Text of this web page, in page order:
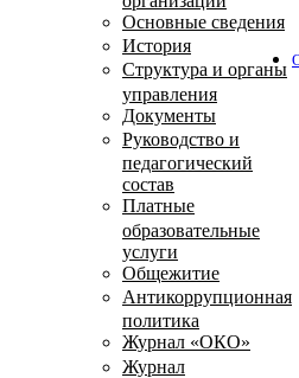
Основные сведения
История
Структура и органы
управления
Документы
Руководство и
педагогический
состав
Платные
образовательные
услуги
Общежитие
Антикоррупционная
политика
Журнал «ОКО»
Журнал